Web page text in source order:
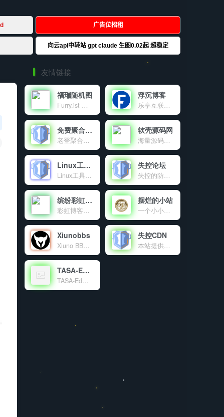
友情链接
福瑞随机图
Furry.ist 是一个有趣又高质量的兽装图片分享平台，通过简单的 API 调用，让开发者和爱好者轻松获取丰富的资源。分享，是乐趣；探索，是热爱。这里，趣味与创意交融，等你来发现！
浮沉博客
乐享互联网资源及IT技术的个人博客
免费聚合登录
老登聚合登录是老登互联网科技有限公司旗下的社会化账号聚合登录系统，让网站的最终用户可以一站式选择使用包括微信、微博、QQ、百度等多种社会化帐号登录该站点。简化用户注册登录过程、改善用户浏览站点的体验、迅速提高网站注册量和用户数据量。有完善的开发文档与SDK，方便开发者快速接入。
软壳源码网
海量源码、程序软件、技术资源共享
Linux工具箱
Linux工具箱是一个功能强大的Linux系统管理工具，提供系统优化、虚拟内存管理、DNS配置、软件源更换等多种功能，让Linux服务器管理变得简单高效。
失控论坛
失控的防御系统官方交流论坛。
缤纷彩虹天地
彩虹博客（blog.cccyun.cn）成立于年月日，搭建在新浪sae云计算平台。本站目前作为我的原创程序首发站，同时致力于互联网资源的共享，包括程序源码、各种教程、软件、影视、音乐、电子书、新闻等。对于一些比较不错的有价值的文章，本博客也会适当转载分享。
摆烂的小站
一个小小的世界
Xiunobbs
Xiuno BBS开源程序交流论坛，致力于为使用Xiuno开源程序的站长提供海量的Xiuno插件，Xiuno模板，Xiuno使用交流，精准地为各位站长朋友免费提供了大量的资源文件。本站为Xiuno程序爱好者，众位站长，粉丝朋友共同建设的公益性交流论坛。
失控CDN
本站提供的免费公益CDN
TASA-Ed官网
TASA-Ed工作室官网！